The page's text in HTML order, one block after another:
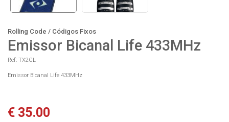
Rolling Code / Códigos Fixos
Emissor Bicanal Life 433MHz
Ref: TX2CL
Emissor Bicanal Life 433MHz
€ 35.00